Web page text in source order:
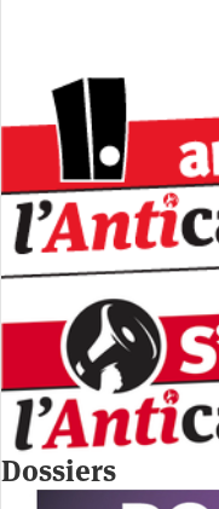
Dossiers